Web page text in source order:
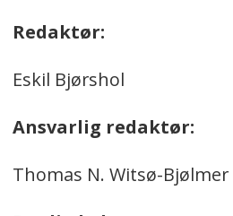
Redaktør:
Eskil Bjørshol
Ansvarlig redaktør:
Thomas N. Witsø-Bjølmer